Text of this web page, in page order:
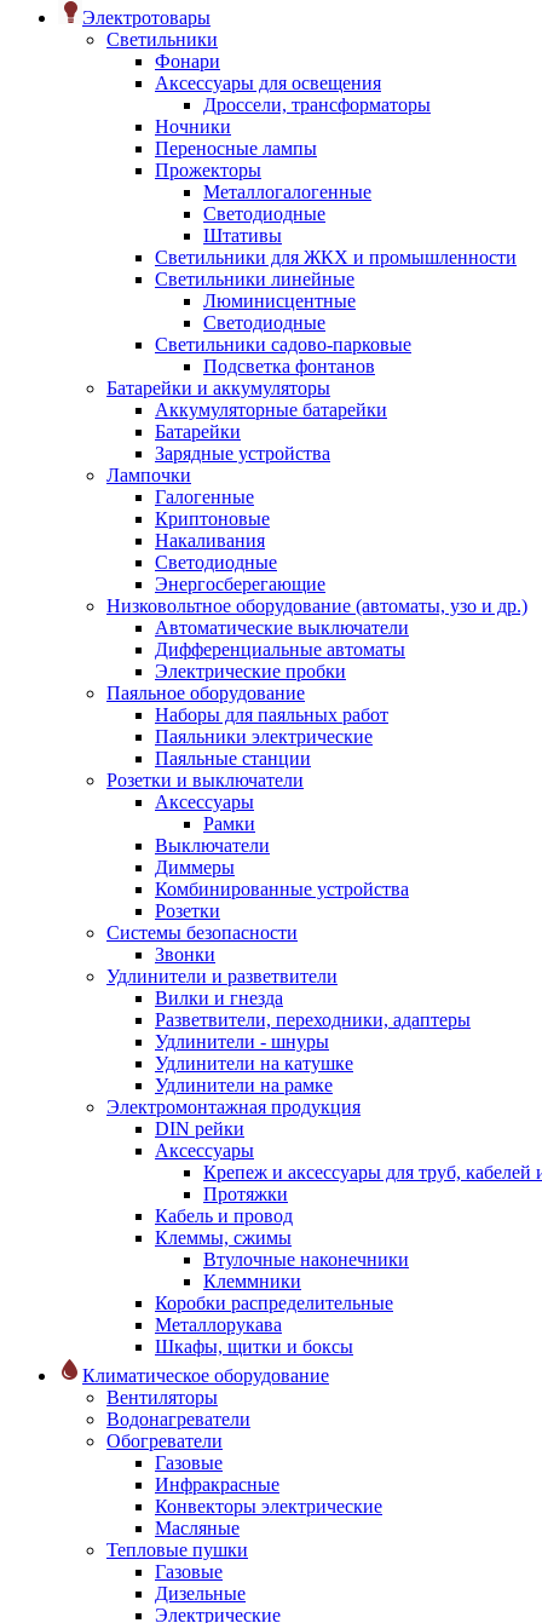
Электротовары
Светильники
Фонари
Аксессуары для освещения
Дроссели, трансформаторы
Ночники
Переносные лампы
Прожекторы
Металлогалогенные
Светодиодные
Штативы
Светильники для ЖКХ и промышленности
Светильники линейные
Люминисцентные
Светодиодные
Светильники садово-парковые
Подсветка фонтанов
Батарейки и аккумуляторы
Аккумуляторные батарейки
Батарейки
Зарядные устройства
Лампочки
Галогенные
Криптоновые
Накаливания
Светодиодные
Энергосберегающие
Низковольтное оборудование (автоматы, узо и др.)
Автоматические выключатели
Дифференциальные автоматы
Электрические пробки
Паяльное оборудование
Наборы для паяльных работ
Паяльники электрические
Паяльные станции
Розетки и выключатели
Аксессуары
Рамки
Выключатели
Диммеры
Комбинированные устройства
Розетки
Системы безопасности
Звонки
Удлинители и разветвители
Вилки и гнезда
Разветвители, переходники, адаптеры
Удлинители - шнуры
Удлинители на катушке
Удлинители на рамке
Электромонтажная продукция
DIN рейки
Аксессуары
Крепеж и аксессуары для труб, кабелей
Протяжки
Кабель и провод
Клеммы, сжимы
Втулочные наконечники
Клеммники
Коробки распределительные
Металлорукава
Шкафы, щитки и боксы
Климатическое оборудование
Вентиляторы
Водонагреватели
Обогреватели
Газовые
Инфракрасные
Конвекторы электрические
Масляные
Тепловые пушки
Газовые
Дизельные
Электрические